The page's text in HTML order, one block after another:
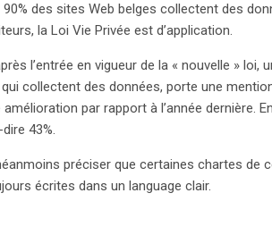
des données personnelles, ce qui rend
récente, 55 % des sites examinés
une nette amélioration par rapport à
pris cette initiative. Cependant, cette
la loi ait augmenté, de nombreux
à des chartes de confidentialité claires
pour le grand public. Il est donc crucial
et la clarté de leurs pratiques en
90% des sites Web belges collectent des
la Loi Vie Privée est d’application.
l’entrée en vigueur de la « nouvelle » loi,
collectent des données, porte une
par rapport à l’année dernière.
43%.
préciser que certaines chartes de
écrites dans un language clair.